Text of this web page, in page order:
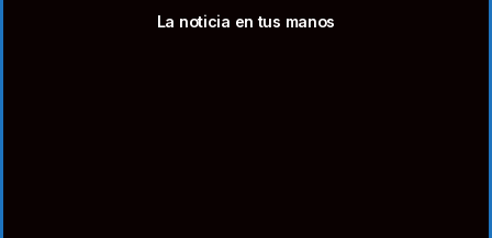
La noticia en tus manos